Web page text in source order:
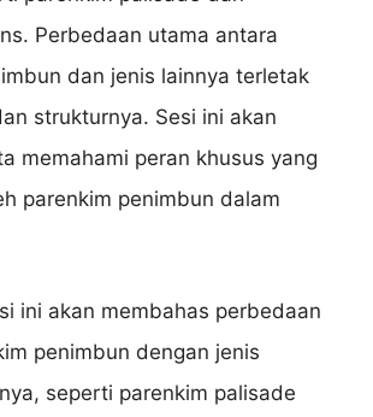
Perbedaan utama antara
dan jenis lainnya terletak
strukturnya. Sesi ini akan
memahami peran khusus yang
parenkim penimbun dalam
ini akan membahas perbedaan
penimbun dengan jenis
seperti parenkim palisade